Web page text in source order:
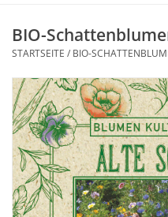
Kräuter
Für Kinder
Geschenkideen
Katalog
BIO-
STARTSEITE / BIO-